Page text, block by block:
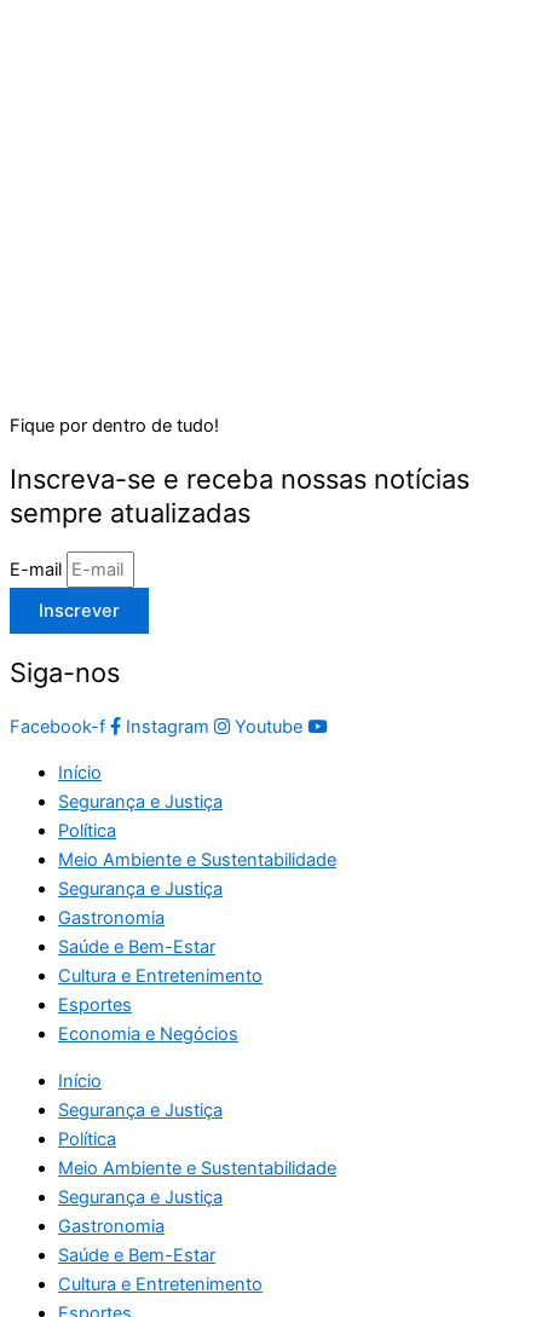
Fique por dentro de tudo!
Inscreva-se e receba nossas notícias
sempre atualizadas
E-mail
Inscrever
Siga-nos
Facebook-f Instagram Youtube
Início
Segurança e Justiça
Política
Meio Ambiente e Sustentabilidade
Segurança e Justiça
Gastronomia
Saúde e Bem-Estar
Cultura e Entretenimento
Esportes
Economia e Negócios
Início
Segurança e Justiça
Política
Meio Ambiente e Sustentabilidade
Segurança e Justiça
Gastronomia
Saúde e Bem-Estar
Cultura e Entretenimento